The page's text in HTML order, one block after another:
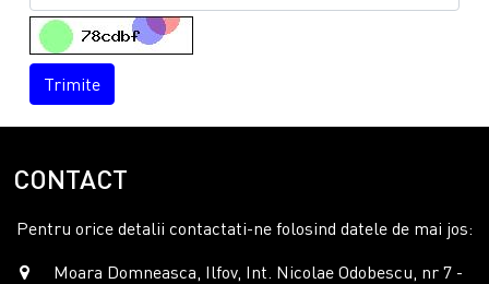
Trimite
CONTACT
Pentru orice detalii contactati-ne folosind datele de mai jos:
Moara Domneasca, Ilfov, Int. Nicolae Odobescu, nr 7 -